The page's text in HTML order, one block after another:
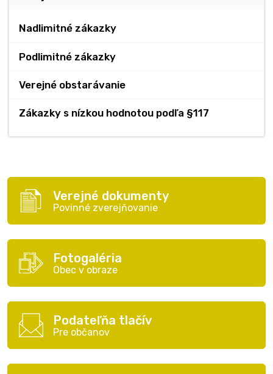
Nadlimitné zákazky
Podlimitné zákazky
Verejné obstarávanie
Zákazky s nízkou hodnotou podľa §117
Verejné dokumenty
Povinné zverejňovanie
Fotogaléria
Obec v obraze
Podateľňa tlačív
Pre občanov